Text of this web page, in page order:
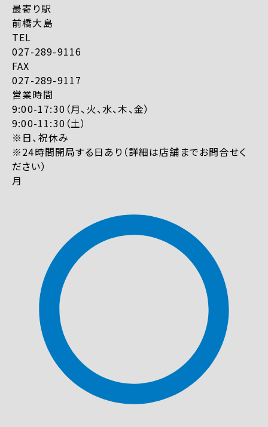
最寄り駅
前橋大島
TEL
027-289-9116
FAX
027-289-9117
営業時間
9:00-17:30（月、火、水、木、金）
9:00-11:30（土）
※日、祝休み
※24時間開局する日あり（詳細は店舗までお問合せく
ださい）
月